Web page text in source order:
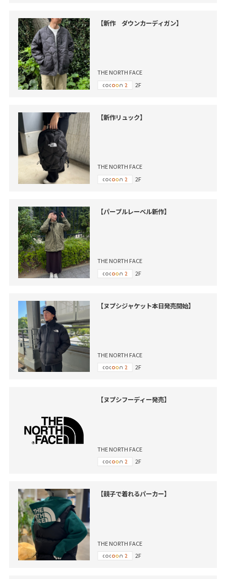
【新作 ダウンカーディガン】
THE NORTH FACE
2F
【新作リュック】
THE NORTH FACE
2F
【パープルレーベル新作】
THE NORTH FACE
2F
【ヌプシジャケット本日発売開始】
THE NORTH FACE
2F
【ヌプシフーディー発売】
THE NORTH FACE
2F
【親子で着れるパーカー】
THE NORTH FACE
2F